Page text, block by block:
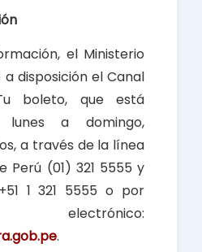
el Ministerio
disposición el Canal
boleto, que está
lunes a domingo,
a través de la línea
Perú (01) 321 5555 y
1 321 5555 o por
.